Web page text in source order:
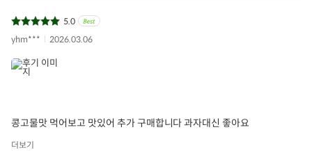
5.0
yhm***
2026.03.06
콩고물맛 먹어보고 맛있어 추가 구매합니다 과자대신 좋아요
더보기